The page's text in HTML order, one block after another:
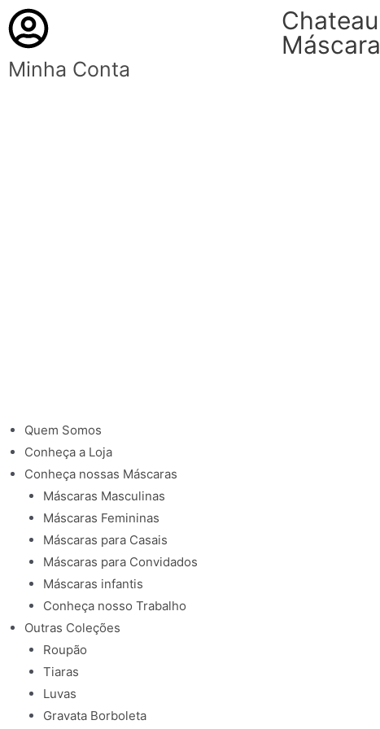
Minha Conta
Quem Somos
Conheça a Loja
Conheça nossas Máscaras
Máscaras Masculinas
Máscaras Femininas
Máscaras para Casais
Máscaras para Convidados
Máscaras infantis
Conheça nosso Trabalho
Outras Coleções
Roupão
Tiaras
Luvas
Gravata Borboleta